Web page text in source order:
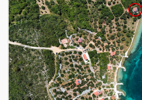
Previous